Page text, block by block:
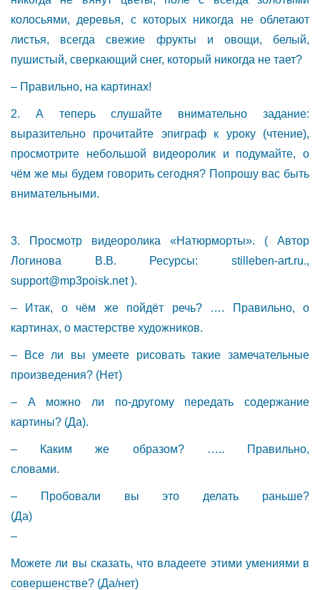
колосьями, деревья, с которых никогда не облетают
листья, всегда свежие фрукты и овощи, белый,
пушистый, сверкающий снег, который никогда не тает?
– Правильно, на картинах!
2. А теперь слушайте внимательно задание:
выразительно прочитайте эпиграф к уроку (чтение),
просмотрите небольшой видеоролик и подумайте, о
чём же мы будем говорить сегодня? Попрошу вас быть
внимательными.
3. Просмотр видеоролика «Натюрморты». ( Автор
Логинова В.В. Ресурсы: stilleben-art.ru.,
support@mp3poisk.net).
– Итак, о чём же пойдёт речь? …. Правильно, о
картинах, о мастерстве художников.
– Все ли вы умеете рисовать такие замечательные
произведения? (Нет)
– А можно ли по-другому передать содержание
картины? (Да).
– Каким же образом? ….. Правильно,
словами.
– Пробовали вы это делать раньше?
(Да)
–
Можете ли вы сказать, что владеете этими умениями в
совершенстве? (Да/нет)